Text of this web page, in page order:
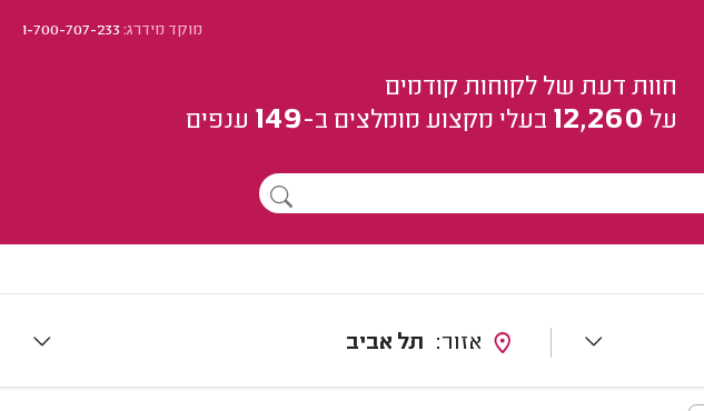
מוקד מידרג:1-700-707-233
חוות דעת של לקוחות קודמים
על 12,260 בעלי מקצוע מומלצים ב-149 ענפים
תל אביב